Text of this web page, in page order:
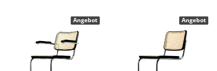
Gartentische
Servierwagen
Angebot Angebot